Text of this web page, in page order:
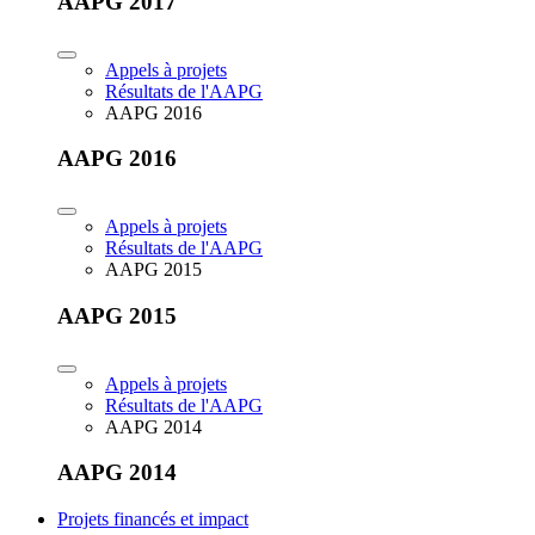
Appels à projets
Résultats de l'AAPG
AAPG 2016
AAPG 2016
Appels à projets
Résultats de l'AAPG
AAPG 2015
AAPG 2015
Appels à projets
Résultats de l'AAPG
AAPG 2014
AAPG 2014
Projets financés et impact